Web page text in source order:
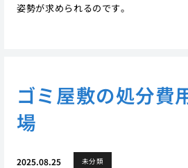
姿勢が求められるのです。
ゴミ屋敷の処分費
場
2025.08.25 未分類